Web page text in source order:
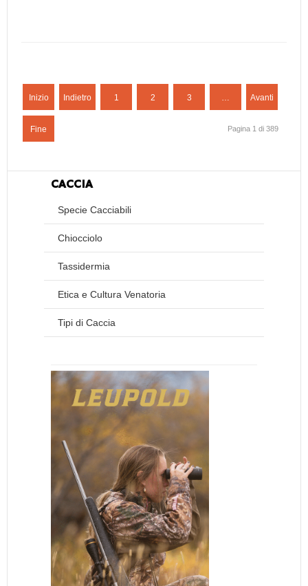
Inizio Indietro 1 2 3 … Avanti
Fine Pagina 1 di 389
CACCIA
Specie Cacciabili
Chiocciolo
Tassidermia
Etica e Cultura Venatoria
Tipi di Caccia